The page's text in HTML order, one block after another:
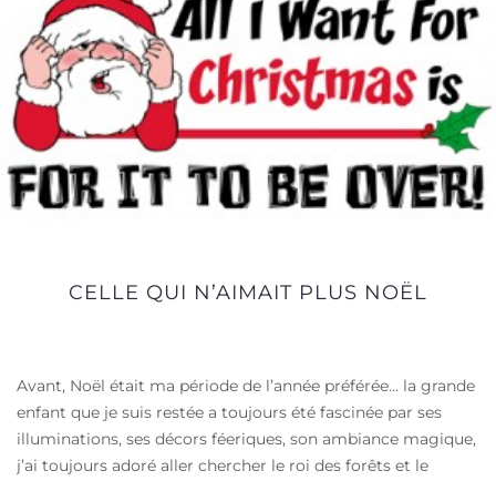
CELLE QUI N’AIMAIT PLUS NOËL
Avant, Noël était ma période de l’année préférée… la grande
enfant que je suis restée a toujours été fascinée par ses
illuminations, ses décors féeriques, son ambiance magique,
j’ai toujours adoré aller chercher le roi des forêts et le